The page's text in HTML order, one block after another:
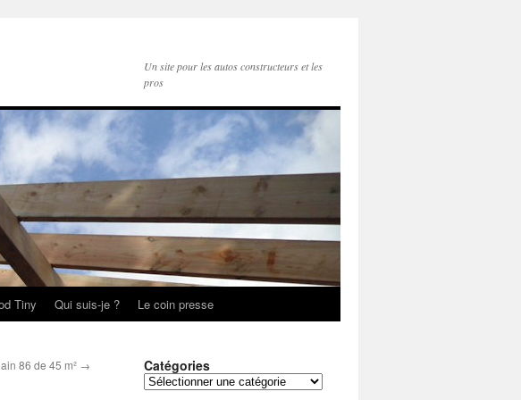
Un site pour les autos constructeurs et les
pros
Tiny Qui suis-je ? Le coin presse
86 de 45 m² → Catégories
Catégories